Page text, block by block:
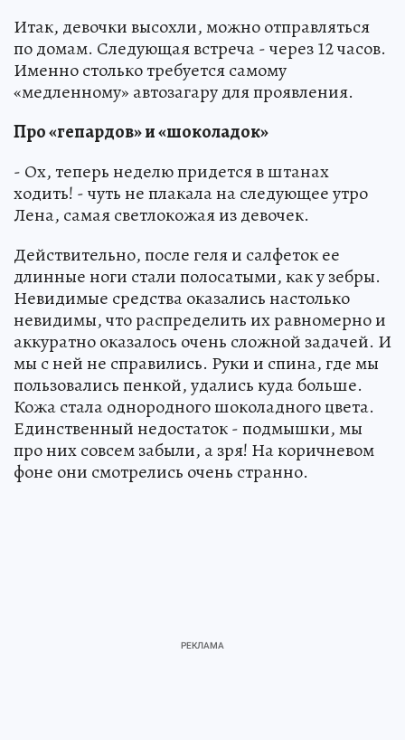
Итак, девочки высохли, можно отправляться
по домам. Следующая встреча - через 12 часов.
Именно столько требуется самому
«медленному» автозагару для проявления.
Про «гепардов» и «шоколадок»
- Ох, теперь неделю придется в штанах
ходить! - чуть не плакала на следующее утро
Лена, самая светлокожая из девочек.
Действительно, после геля и салфеток ее
длинные ноги стали полосатыми, как у зебры.
Невидимые средства оказались настолько
невидимы, что распределить их равномерно и
аккуратно оказалось очень сложной задачей. И
мы с ней не справились. Руки и спина, где мы
пользовались пенкой, удались куда больше.
Кожа стала однородного шоколадного цвета.
Единственный недостаток - подмышки, мы
про них совсем забыли, а зря! На коричневом
фоне они смотрелись очень странно.